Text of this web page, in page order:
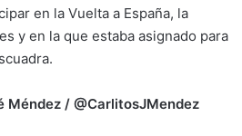
en la Vuelta a España, la
y en la que estaba asignado para
Méndez / @CarlitosJMendez